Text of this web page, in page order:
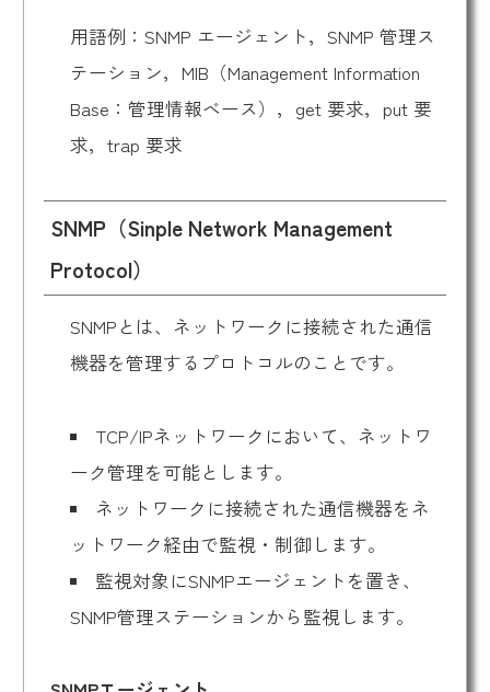
用語例：SNMP エージェント，SNMP 管理ス
テーション，MIB（Management Information
Base：管理情報ベース），get 要求，put 要
求，trap 要求
SNMP（Sinple Network Management
Protocol）
SNMPとは、ネットワークに接続された通信
機器を管理するプロトコルのことです。
TCP/IPネットワークにおいて、ネットワ
ーク管理を可能とします。
ネットワークに接続された通信機器をネ
ットワーク経由で監視・制御します。
監視対象にSNMPエージェントを置き、
SNMP管理ステーションから監視します。